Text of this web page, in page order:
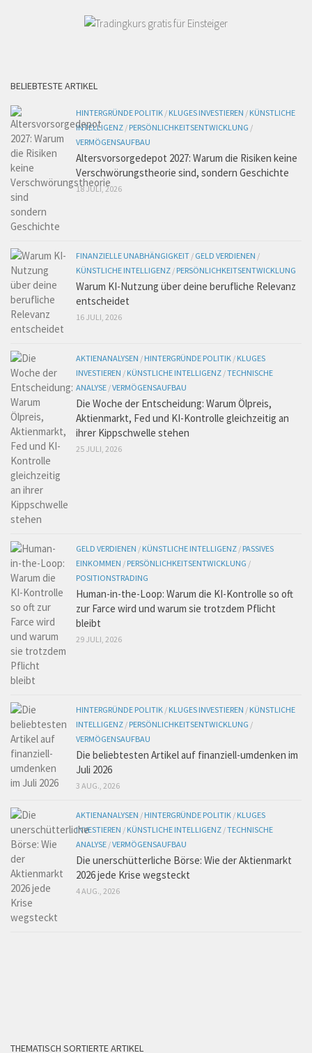
BELIEBTESTE ARTIKEL
HINTERGRÜNDE POLITIK / KLUGES INVESTIEREN / KÜNSTLICHE
INTELLIGENZ / PERSÖNLICHKEITSENTWICKLUNG /
VERMÖGENSAUFBAU
Altersvorsorgedepot 2027: Warum die Risiken keine
Verschwörungstheorie sind, sondern Geschichte
18 JULI, 2026
FINANZIELLE UNABHÄNGIGKEIT / GELD VERDIENEN /
KÜNSTLICHE INTELLIGENZ / PERSÖNLICHKEITSENTWICKLUNG
Warum KI-Nutzung über deine berufliche Relevanz
entscheidet
16 JULI, 2026
AKTIENANALYSEN / HINTERGRÜNDE POLITIK / KLUGES
INVESTIEREN / KÜNSTLICHE INTELLIGENZ /TECHNISCHE
ANALYSE /VERMÖGENSAUFBAU
Die Woche der Entscheidung: Warum Ölpreis,
Aktienmarkt, Fed und KI-Kontrolle gleichzeitig an
ihrer Kippschwelle stehen
25 JULI, 2026
GELD VERDIENEN / KÜNSTLICHE INTELLIGENZ / PASSIVES
EINKOMMEN / PERSÖNLICHKEITSENTWICKLUNG /
POSITIONSTRADING
Human-in-the-Loop: Warum die KI-Kontrolle so oft
zur Farce wird und warum sie trotzdem Pflicht
bleibt
29 JULI, 2026
HINTERGRÜNDE POLITIK / KLUGES INVESTIEREN / KÜNSTLICHE
INTELLIGENZ / PERSÖNLICHKEITSENTWICKLUNG /
VERMÖGENSAUFBAU
Die beliebtesten Artikel auf finanziell-umdenken im
Juli 2026
3 AUG., 2026
AKTIENANALYSEN / HINTERGRÜNDE POLITIK / KLUGES
INVESTIEREN / KÜNSTLICHE INTELLIGENZ /TECHNISCHE
ANALYSE /VERMÖGENSAUFBAU
Die unerschütterliche Börse: Wie der Aktienmarkt
2026 jede Krise wegsteckt
4 AUG., 2026
THEMATISCH SORTIERTE ARTIKEL